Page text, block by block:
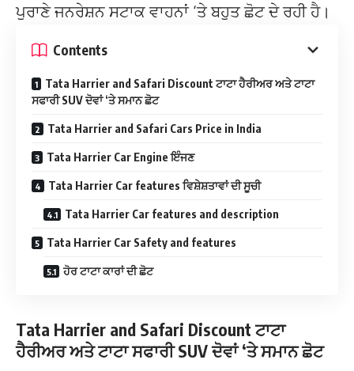
ਪੁਰਾਣੇ ਜਨਰੇਸ਼ਨ ਸਟਾਕ ਵਾਹਨਾਂ ‘ਤੇ ਬਹੁਤ ਛੋਟ ਦੇ ਰਹੀ ਹੈ।
Contents
Tata Harrier and Safari Discount ਟਾਟਾ ਹੈਰੀਅਰ ਅਤੇ ਟਾਟਾ
ਸਫਾਰੀ SUV ਦੋਵਾਂ ‘ਤੇ ਸਮਾਨ ਛੋਟ
Tata Harrier and Safari Cars Price in India
Tata Harrier Car Engine ਇੰਜਣ
Tata Harrier Car features ਵਿਸ਼ੇਸ਼ਤਾਵਾਂ ਦੀ ਸੂਚੀ
Tata Harrier Car features and description
Tata Harrier Car Safety and features
ਹੋਰ ਟਾਟਾ ਕਾਰਾਂ ਦੀ ਛੋਟ
Tata Harrier and Safari Discount ਟਾਟਾ
ਹੈਰੀਅਰ ਅਤੇ ਟਾਟਾ ਸਫਾਰੀ SUV ਦੋਵਾਂ ‘ਤੇ ਸਮਾਨ ਛੋਟ